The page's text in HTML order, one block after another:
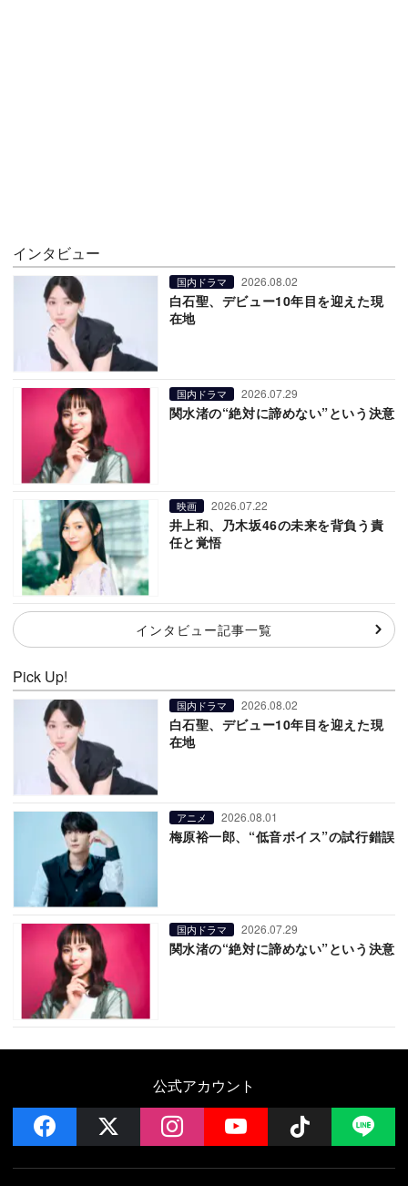
インタビュー
国内ドラマ 2026.08.02
白石聖、デビュー10年目を迎えた現
在地
国内ドラマ 2026.07.29
関水渚の“絶対に諦めない”という決意
映画 2026.07.22
井上和、乃木坂46の未来を背負う責
任と覚悟
インタビュー記事一覧
Pick Up!
国内ドラマ 2026.08.02
白石聖、デビュー10年目を迎えた現
在地
アニメ 2026.08.01
梅原裕一郎、“低音ボイス”の試行錯誤
国内ドラマ 2026.07.29
関水渚の“絶対に諦めない”という決意
公式アカウント
facebook instagramYouTube Follow